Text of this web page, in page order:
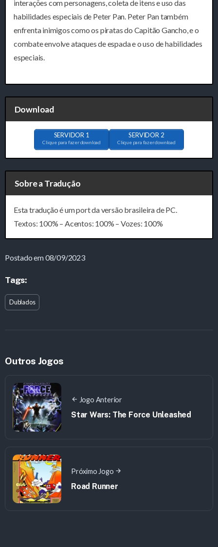
interações com personagens, coleta de itens e uso das
habilidades especiais de Peter Pan. Peter Pan também
enfrenta inimigos como os piratas do Capitão Gancho, e o
combate envolve ataques de espada e o uso de habilidades
especiais.
Download
SERVIDOR 1
Clique para fazer download
SERVIDOR 2
Clique para fazer download
Sobre a Tradução
Esta tradução é um port da versão brasileira de PC.
Textos: 100% – Acentos: 100% – Vozes: 100%
Postado em 08/09/2023
Tags:
Dublados
Outros Jogos
Jogo Anterior
Star Wars: The Force Unleashed
Próximo Jogo
Road Runner